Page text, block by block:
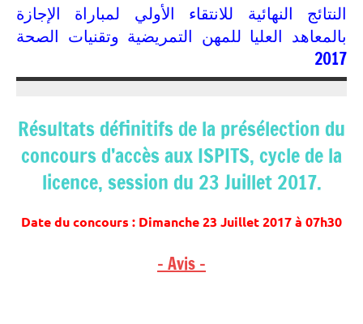
النتائج النهائية للانتقاء الأولي لمباراة الإجازة
بالمعاهد العليا للمهن التمريضية وتقنيات الصحة
2017
Résultats définitifs de la présélection du
concours d’accès aux ISPITS, cycle de la
licence, session du 23 Juillet 2017.
Date du concours : Dimanche 23 Juillet 2017 à 07h30
– Avis –